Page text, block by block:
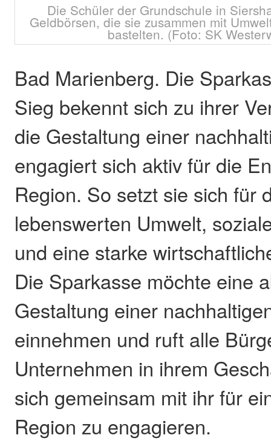
Die Schüler der Grundschule in
Geldbörsen, die sie zusammen mit
bastelten. (Foto: SK
Bad Marienberg. Die
Sieg bekennt sich zu ihrer
die Gestaltung einer
engagiert sich aktiv für die
Region. So setzt sie sich für
lebenswerten Umwelt,
und eine starke
Die Sparkasse möchte eine
Gestaltung einer
einnehmen und ruft alle
Unternehmen in ihrem
sich gemeinsam mit ihr für
Region zu engagieren.